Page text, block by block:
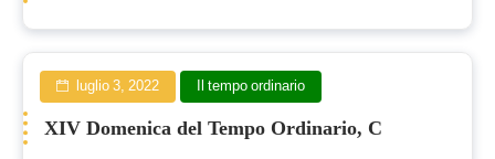
luglio 3, 2022 Il tempo ordinario
XIV Domenica del Tempo Ordinario, C